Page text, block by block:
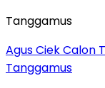
Tanggamus
Agus Ciek Calon
Tanggamus